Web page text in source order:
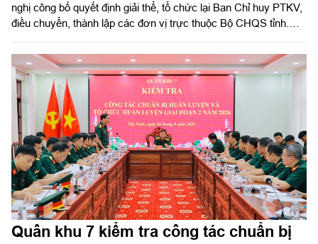
nghị công bố quyết định giải thể, tổ chức lại Ban Chỉ huy PTKV,
điều chuyển, thành lập các đơn vị trực thuộc Bộ CHQS tỉnh.
Ngọc Hải, Phó Tham mưu trưởng Quân khu dự và phát biểu
chỉ đạo.
Quân khu 7 kiểm tra công tác chuẩn bị